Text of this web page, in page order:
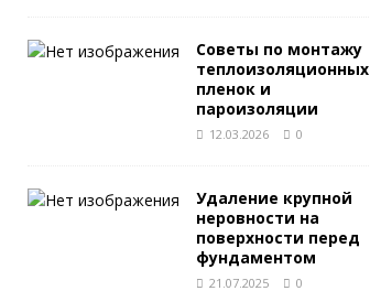
Советы по монтажу
теплоизоляционных
пленок и
пароизоляции
12.03.2026 0
Удаление крупной
неровности на
поверхности перед
фундаментом
21.07.2025 0